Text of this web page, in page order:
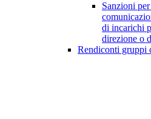
Sanzioni
di incarichi
direzione o
Rendiconti gruppi